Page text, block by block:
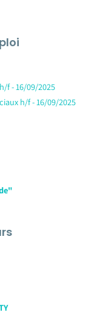
f - 16/09/2025
h/f - 16/09/2025